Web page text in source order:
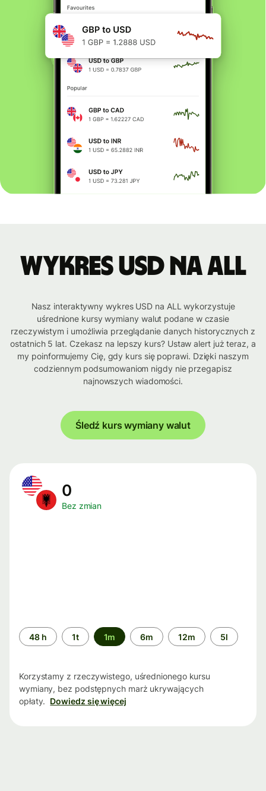
Wykres USD na ALL
Nasz interaktywny wykres USD na ALL wykorzystuje
uśrednione kursy wymiany walut podane w czasie
rzeczywistym i umożliwia przeglądanie danych historycznych z
ostatnich 5 lat. Czekasz na lepszy kurs? Ustaw alert już teraz, a
my poinformujemy Cię, gdy kurs się poprawi. Dzięki naszym
codziennym podsumowaniom nigdy nie przegapisz
najnowszych wiadomości.
Śledź kurs wymiany walut
0
Bez zmian
Przedział
czasu
48 h 1t 1m 6m 12m 5l
Korzystamy z rzeczywistego, uśrednionego kursu
wymiany, bez podstępnych marż ukrywających
opłaty. Dowiedz się więcej